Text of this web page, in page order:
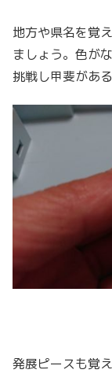
地方や県名を覚
ましょう。色が
挑戦し甲斐があ
発展ピースも覚